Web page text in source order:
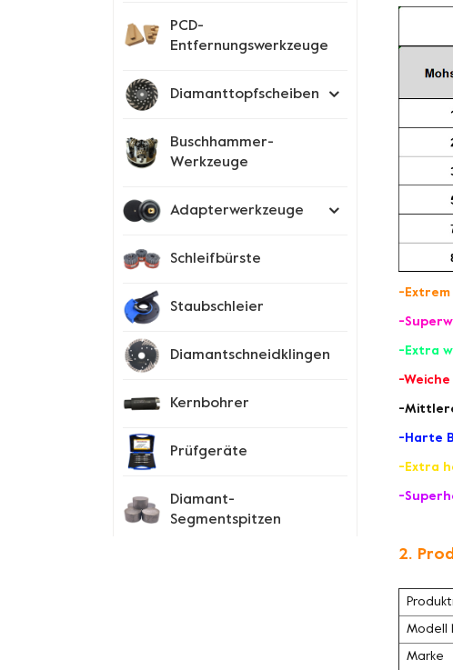
-Extrem
-
-Extra
-
-
-Harte
-Extra
-
2.
Modell
Marke
PCD-
Entfernungswerkzeuge
Diamanttopfscheiben
Buschhammer-
Werkzeuge
Adapterwerkzeuge
Schleifbürste
Staubschleier
Diamantschneidklingen
Kernbohrer
Prüfgeräte
Diamant-
Segmentspitzen